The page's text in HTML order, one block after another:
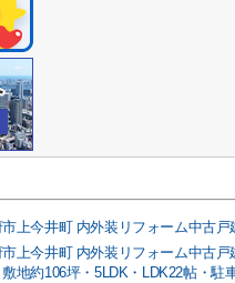
上今井町 内外装リフォーム中古戸
敷地約106坪・5LDK・LDK22帖・駐